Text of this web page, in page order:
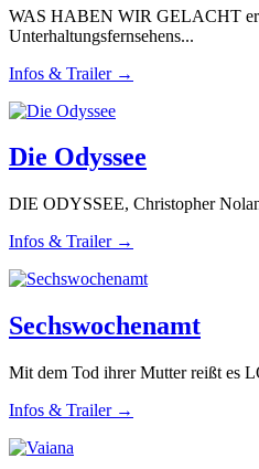
WAS HABEN WIR GELACHT
Unterhaltungsfernsehens...
Infos & Trailer →
Die Odyssee
DIE ODYSSEE, Christopher
Infos & Trailer →
Sechswochenamt
Mit dem Tod ihrer Mutter reißt es
Infos & Trailer →